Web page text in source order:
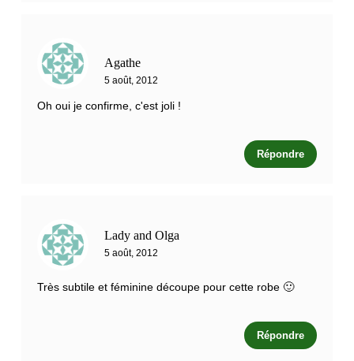
Agathe
5 août, 2012
Oh oui je confirme, c'est joli !
Répondre
Lady and Olga
5 août, 2012
Très subtile et féminine découpe pour cette robe 🙂
Répondre